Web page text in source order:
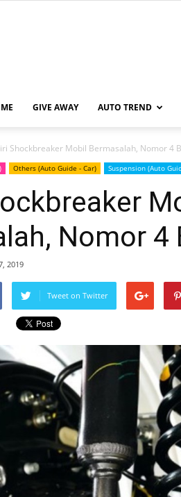
GIVE AWAY AUTO TREND
Shockbreaker Mobil Bermasalah, Nomor 4
Others (Auto Guide - Car) Suspension (Auto
Nomor 4
2019
Tweet on Twitter